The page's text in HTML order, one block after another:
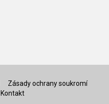
Zásady ochrany soukromí
Kontakt